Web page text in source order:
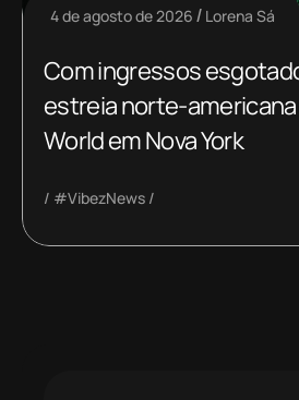
4 de agosto de 2026 Lorena Sá
Com ingressos
estreia norte-americana
World em Nova York
#VibezNews